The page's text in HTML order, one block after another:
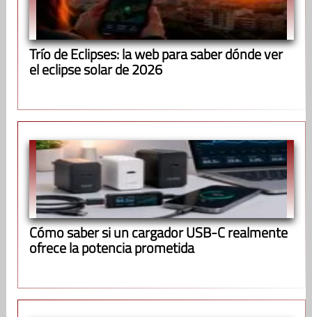
Trío de Eclipses: la web para saber dónde ver
el eclipse solar de 2026
Cómo saber si un cargador USB-C realmente
ofrece la potencia prometida